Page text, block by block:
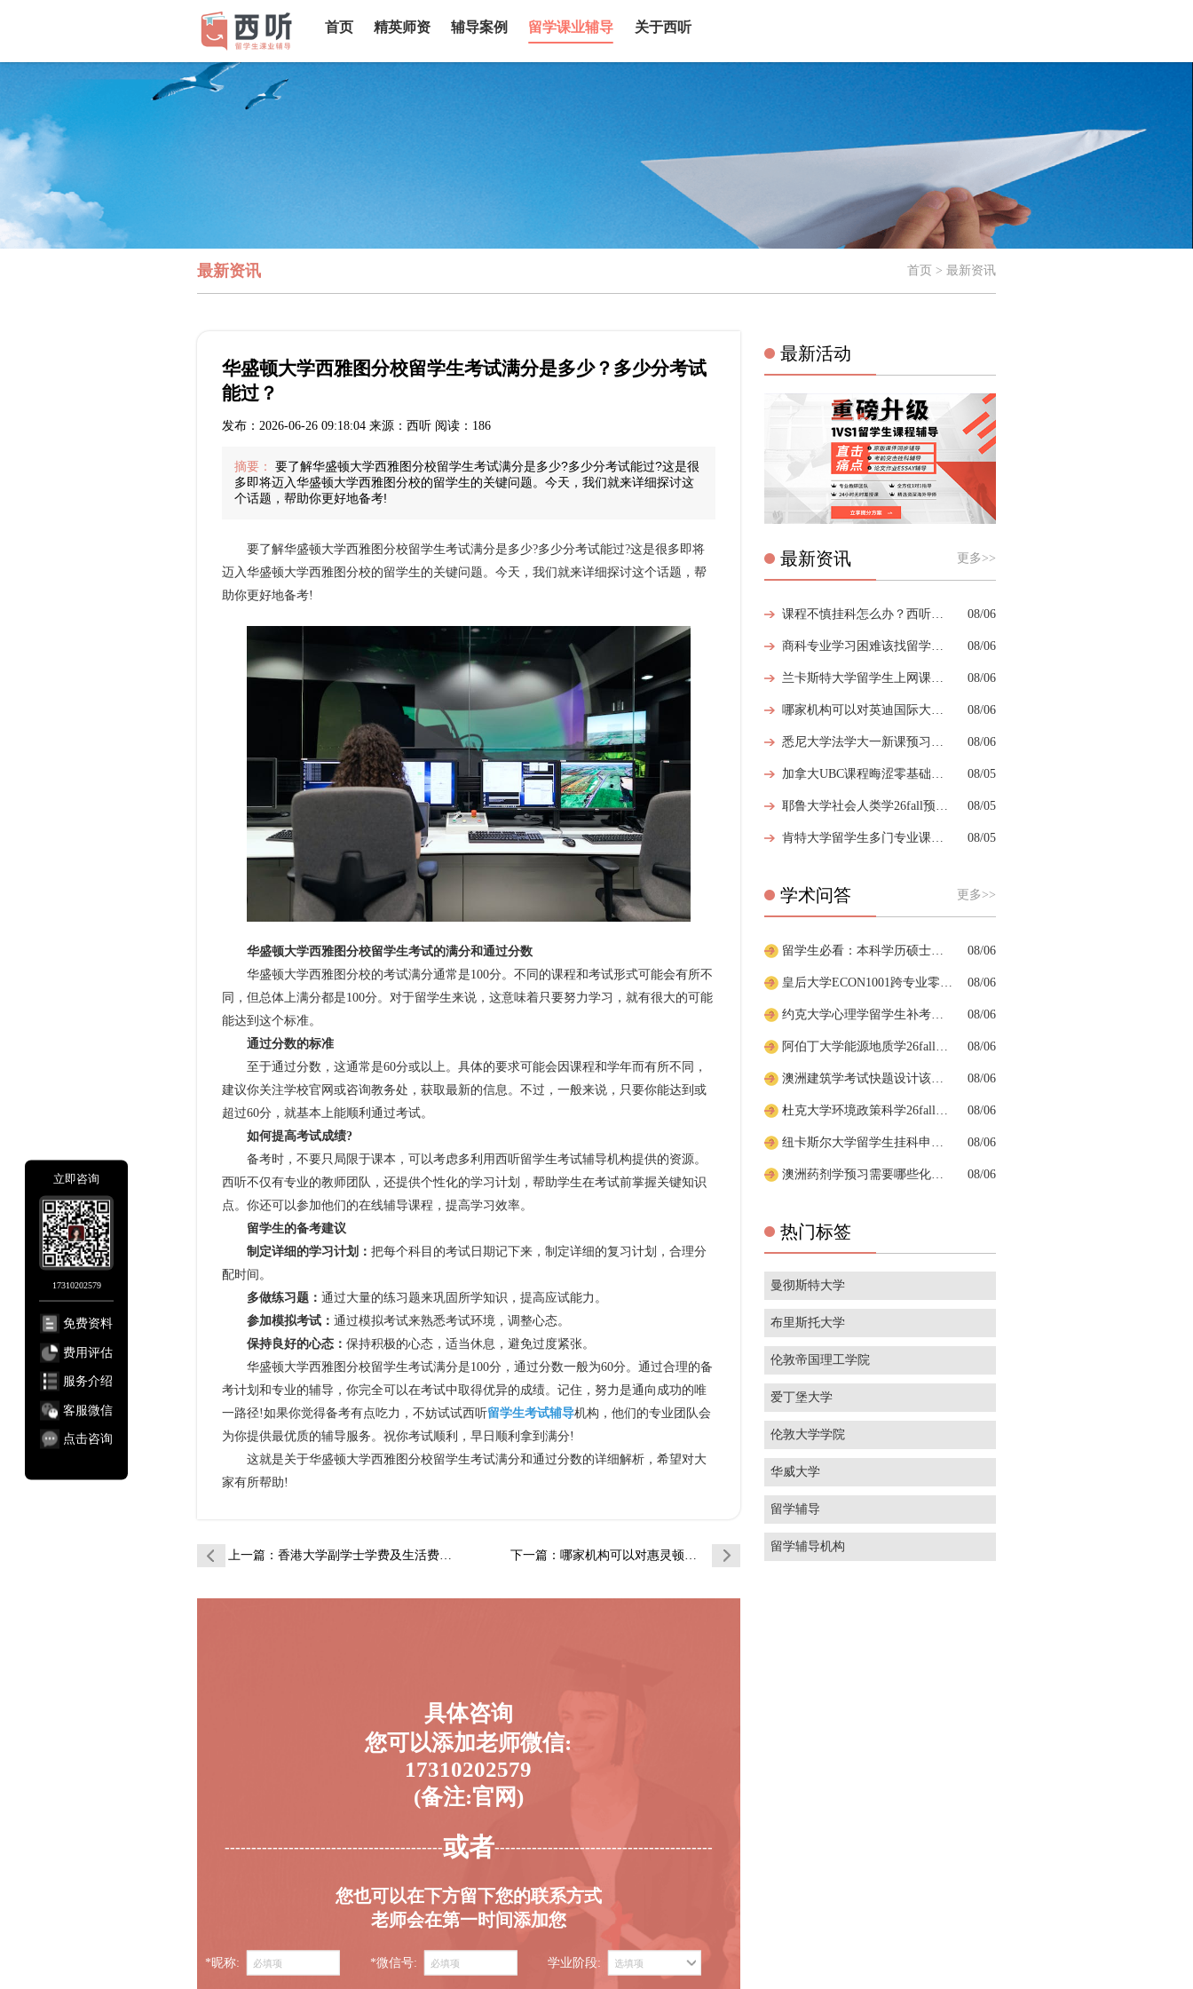
首页 精英师资 辅导案例 留学课业辅导 关于西听
最新资讯 首页 > 最新资讯
华盛顿大学西雅图分校留学生考试满分是多少？多少分考试
能过？
发布：2026-06-26 09:18:04 来源：西听 阅读：186
摘要：
要了解华盛顿大学西雅图分校留学生考试满分是多少?多少分考试能过?这是很
多即将迈入华盛顿大学西雅图分校的留学生的关键问题。今天，我们就来详细探讨这
个话题，帮助你更好地备考!
要了解华盛顿大学西雅图分校留学生考试满分是多少?多少分考试能过?这是很多即将
迈入华盛顿大学西雅图分校的留学生的关键问题。今天，我们就来详细探讨这个话题，帮
助你更好地备考!
华盛顿大学西雅图分校留学生考试的满分和通过分数
华盛顿大学西雅图分校的考试满分通常是100分。不同的课程和考试形式可能会有所不
同，但总体上满分都是100分。对于留学生来说，这意味着只要努力学习，就有很大的可能
能达到这个标准。
通过分数的标准
至于通过分数，这通常是60分或以上。具体的要求可能会因课程和学年而有所不同，
建议你关注学校官网或咨询教务处，获取最新的信息。不过，一般来说，只要你能达到或
超过60分，就基本上能顺利通过考试。
如何提高考试成绩?
备考时，不要只局限于课本，可以考虑多利用西听留学生考试辅导机构提供的资源。
西听不仅有专业的教师团队，还提供个性化的学习计划，帮助学生在考试前掌握关键知识
点。你还可以参加他们的在线辅导课程，提高学习效率。
留学生的备考建议
制定详细的学习计划： 把每个科目的考试日期记下来，制定详细的复习计划，合理分
配时间。
多做练习题： 通过大量的练习题来巩固所学知识，提高应试能力。
参加模拟考试： 通过模拟考试来熟悉考试环境，调整心态。
保持良好的心态： 保持积极的心态，适当休息，避免过度紧张。
华盛顿大学西雅图分校留学生考试满分是100分，通过分数一般为60分。通过合理的备
考计划和专业的辅导，你完全可以在考试中取得优异的成绩。记住，努力是通向成功的唯
一路径!如果你觉得备考有点吃力，不妨试试西听留学生考试辅导机构，他们的专业团队会
为你提供最优质的辅导服务。祝你考试顺利，早日顺利拿到满分!
这就是关于华盛顿大学西雅图分校留学生考试满分和通过分数的详细解析，希望对大
家有所帮助!
上一篇：香港大学副学士学费及生活费概况：留港求学… 下一篇 ：哪家机构可以对惠灵顿维多利亚大学机械电子…
具体咨询
您可以添加老师微信:
17310202579
(备注:官网)
-----------------------------------------或者-----------------------------------------
您也可以在下方留下您的联系方式
老师会在第一时间添加您
*昵称: *微信号: 学业阶段:
最新活动
最新资讯 更多>>
08/06
08/06
08/06
08/06
08/06
08/05
08/05
08/05
学术问答 更多>>
08/06
08/06
08/06
08/06
08/06
08/06
08/06
08/06
热门标签
曼彻斯特大学
布里斯托大学
伦敦帝国理工学院
爱丁堡大学
伦敦大学学院
华威大学
留学辅导
留学辅导机构
立即咨询
17310202579
免费资料
费用评估
服务介绍
客服微信
点击咨询